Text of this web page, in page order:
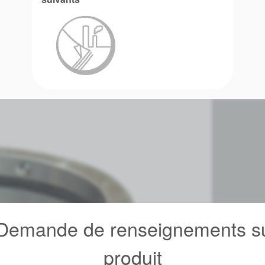
de renseignements
produit